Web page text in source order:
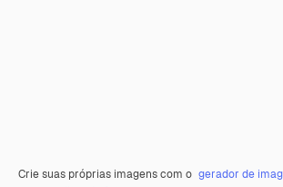
Crie suas próprias imagens com o gerador de